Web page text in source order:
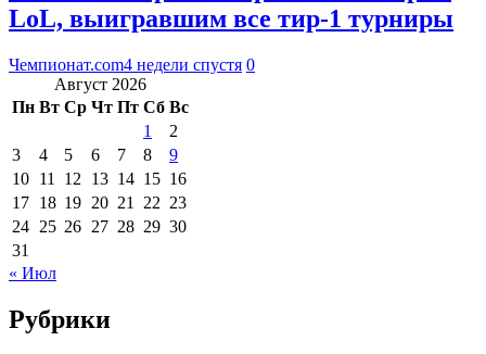
LoL, выигравшим все тир-1 турниры
Чемпионат.com4 недели спустя 0
Август 2026
Пн Вт Ср Чт Пт Сб Вс
1
2
3
4 5 6 7 8
9
10 11 12 13 14 15 16
17 18 19 20 21 22 23
24 25 26 27 28 29 30
31
« Июл
Рубрики